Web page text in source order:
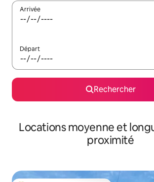
Arrivée
Départ
Rechercher
Locations moyenne et
proximité